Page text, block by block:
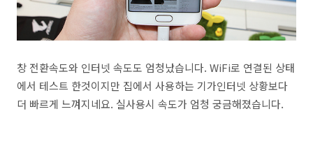
창 전환속도와 인터넷 속도도 엄청났습니다. WiFi로 연결된 상태
에서 테스트 한것이지만 집에서 사용하는 기가인터넷 상황보다
더 빠르게 느껴지네요. 실사용시 속도가 엄청 궁금해졌습니다.